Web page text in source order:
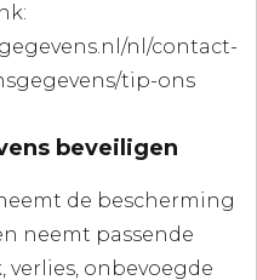
nl/contact-
tip-ons
beveiligen
de bescherming
neemt passende
onbevoegde